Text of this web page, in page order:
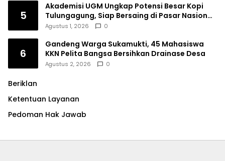
5
Akademisi UGM Ungkap Potensi Besar Kopi
Tulungagung, Siap Bersaing di Pasar Nasional
hingga Dunia
Agustus 1, 2026 0
6
Gandeng Warga Sukamukti, 45 Mahasiswa
KKN Pelita Bangsa Bersihkan Drainase Desa
Agustus 2, 2026 0
Beriklan
Ketentuan Layanan
Pedoman Hak Jawab